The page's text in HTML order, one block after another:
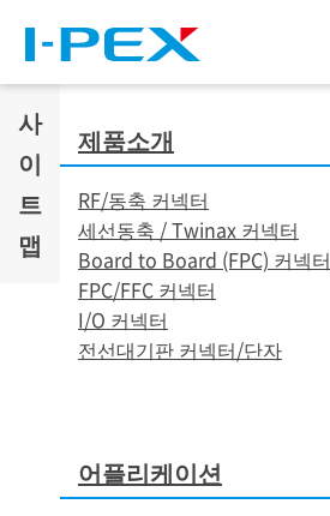
사
이
트
맵
제품소개
RF/동축 커넥터
세선동축 /Twinax 커넥터
Board to Board (FPC) 커넥터
FPC/FFC 커넥터
I/O 커넥터
전선대기판 커넥터/단자
어플리케이션